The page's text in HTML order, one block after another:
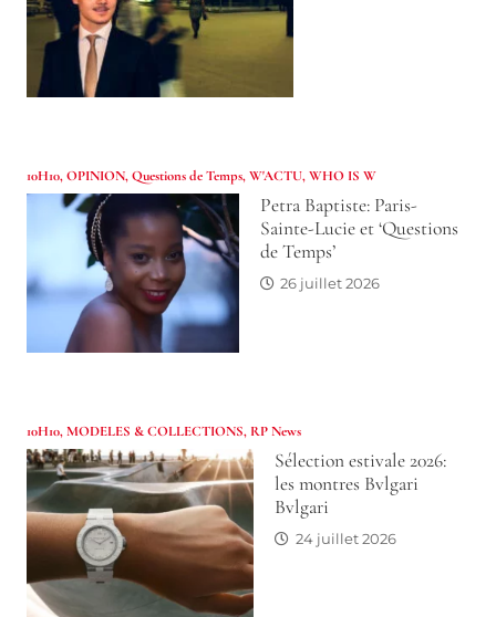
10H10,OPINION,Questions de Temps,W'ACTU,WHO IS W
Petra Baptiste: Paris-
Sainte-Lucie et ‘Questions
de Temps’
26 juillet 2026
10H10,MODELES & COLLECTIONS, RP News
Sélection estivale 2026:
les montres Bvlgari
Bvlgari
24 juillet 2026